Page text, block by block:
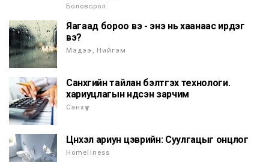
Боловсрол:
Яагаад бороо вэ - энэ нь хаанаас ирдэг
вэ?
Мэдээ, Нийгэм
Санхүүгийн тайлан бэлтгэх технологи.
хариуцлагын үндсэн зарчим
Санхүү
Цүнхэл ариун цэврийн: Суулгацыг онцлог
Homeliness